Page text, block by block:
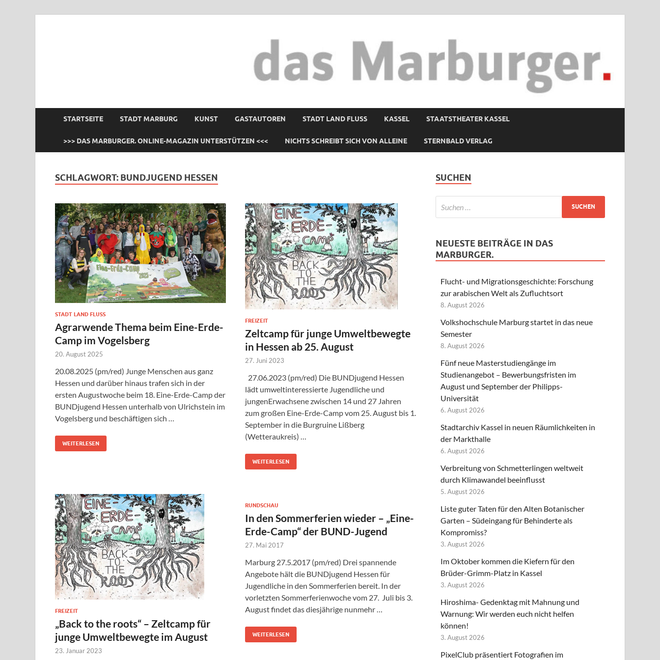
STARTSEITE STADT MARBURG KUNST GASTAUTOREN STADT LAND FLUSS KASSEL STAATSTHEATER KASSEL
>>> DAS MARBURGER. ONLINE-MAGAZIN UNTERSTÜTZEN <<< NICHTS SCHREIBT SICH VON ALLEINE STERNBALD VERLAG
SCHLAGWORT: BUNDJUGEND HESSEN
STADT LAND FLUSS
Agrarwende Thema beim Eine-Erde-
Camp im Vogelsberg
20. August 2025
20.08.2025 (pm/red) Junge Menschen aus ganz
Hessen und darüber hinaus trafen sich in der
ersten Augustwoche beim 18. Eine-Erde-Camp der
BUNDjugend Hessen unterhalb von Ulrichstein im
Vogelsberg und beschäftigen sich …
WEITERLESEN
FREIZEIT
Zeltcamp für junge Umweltbewegte
in Hessen ab 25. August
27. Juni 2023
27.06.2023 (pm/red) Die BUNDjugend Hessen
lädt umweltinteressierte Jugendliche und
jungenErwachsene zwischen 14 und 27 Jahren
zum großen Eine-Erde-Camp vom 25. August bis 1.
September in die Burgruine Lißberg
(Wetteraukreis) …
WEITERLESEN
FREIZEIT
„Back to the roots“ – Zeltcamp für
junge Umweltbewegte im August
23. Januar 2023
RUNDSCHAU
In den Sommerferien wieder – „Eine-
Erde-Camp“ der BUND-Jugend
27. Mai 2017
Marburg 27.5.2017 (pm/red) Drei spannende
Angebote hält die BUNDjugend Hessen für
Jugendliche in den Sommerferien bereit. In der
vorletzten Sommerferienwoche vom 27. Juli bis 3.
August findet das diesjährige nunmehr …
WEITERLESEN
SUCHEN
NEUESTE BEITRÄGE IN DAS
MARBURGER.
Flucht- und Migrationsgeschichte: Forschung
zur arabischen Welt als Zufluchtsort
8. August 2026
Volkshochschule Marburg startet in das neue
Semester
8. August 2026
Fünf neue Masterstudiengänge im
Studienangebot – Bewerbungsfristen im
August und September der Philipps-
Universität
6. August 2026
Stadtarchiv Kassel in neuen Räumlichkeiten in
der Markthalle
6. August 2026
Verbreitung von Schmetterlingen weltweit
durch Klimawandel beeinflusst
5. August 2026
Liste guter Taten für den Alten Botanischer
Garten – Südeingang für Behinderte als
Kompromiss?
3. August 2026
Im Oktober kommen die Kiefern für den
Brüder-Grimm-Platz in Kassel
3. August 2026
Hiroshima- Gedenktag mit Mahnung und
Warnung: Wir werden euch nicht helfen
können!
3. August 2026
PixelClub präsentiert Fotografien im